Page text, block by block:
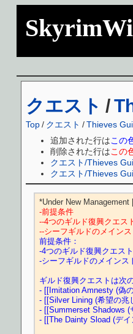
クエスト /
Top/ クエスト /Thieves
追加された行はこの
削除された行はこの
クエスト/Thieves
クエスト/Thieves
-前提条件
--4つのギルド復興クエス
--シーフギルドのメイン
前提条件：
-4つのギルド復興クエス
-シーフギルドのメインス
ギルド復興クエストは次
- [[Imitation Amnesty (偽
- [[Silver Lining (希望の兆
- [[Summerset Shadows
- [[The Dainty Sload (デ